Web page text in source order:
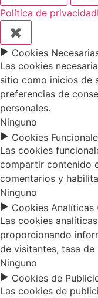
Política de privacidad
✖
► Cookies
Las cookies
sitio como inicios de
preferencias de
personales.
Ninguno
► Cookies
Las cookies
compartir contenido
comentarios y
Ninguno
► Cookies Analíticas
Las cookies
proporcionando
de visitantes, tasa
Ninguno
► Cookies de
Las cookies de